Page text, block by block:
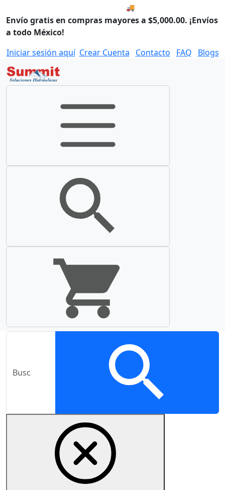
🚚 Compra antes de las
Envío gratis en compras mayores a $5,000.00. ¡Envíos
a todo México!
Iniciar sesión aquí Crear Cuenta Contacto FAQ Blogs